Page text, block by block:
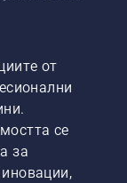
от
се
за